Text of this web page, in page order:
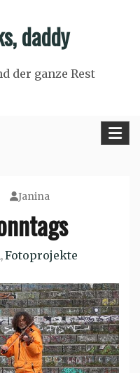
daddy
der ganze Rest
Janina
,Fotoprojekte